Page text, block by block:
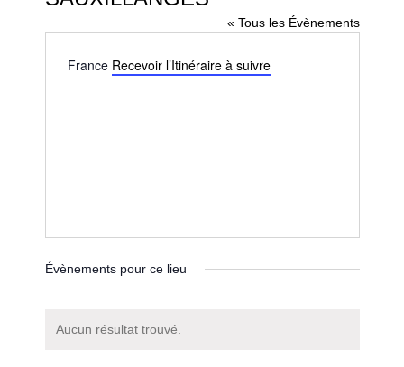
« Tous les Évènements
Adresse
France Recevoir l’Itinéraire à suivre
Évènements pour ce lieu
Notice
Aucun résultat trouvé.